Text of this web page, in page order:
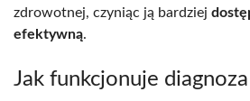
zdrowotnej, czyniąc ją bardziej
efektywną.
Jak funkcjonuje